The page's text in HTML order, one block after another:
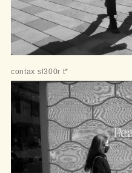
contax sl300r t*